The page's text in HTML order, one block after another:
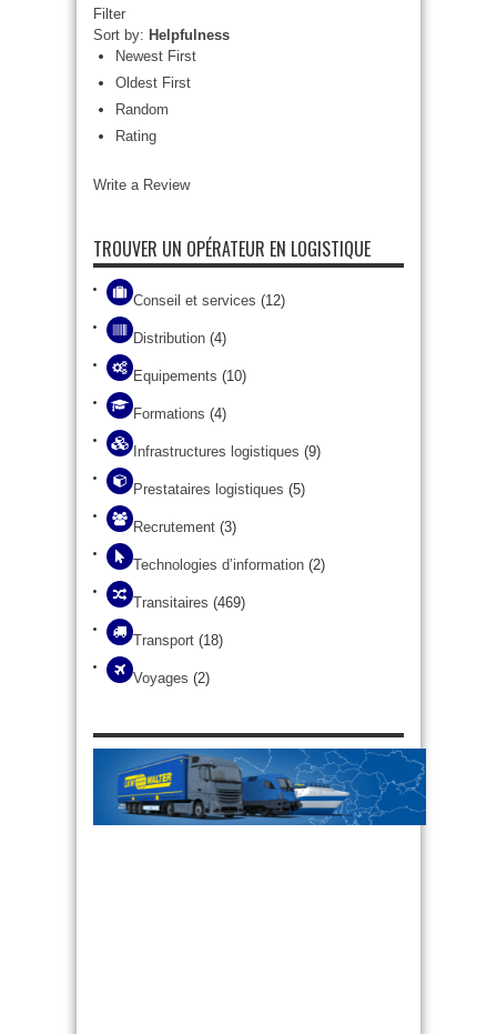
Filter
Sort by: Helpfulness
Newest First
Oldest First
Random
Rating
Write a Review
TROUVER UN OPÉRATEUR EN LOGISTIQUE
Conseil et services (12)
Distribution (4)
Equipements (10)
Formations (4)
Infrastructures logistiques (9)
Prestataires logistiques (5)
Recrutement (3)
Technologies d’information (2)
Transitaires (469)
Transport (18)
Voyages (2)